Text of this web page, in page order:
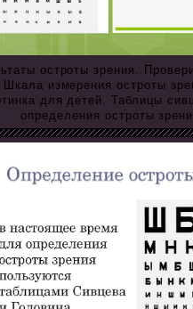
остроты зрения.
Шкала измерения остроты
для детей. Таблицы
определения остроты